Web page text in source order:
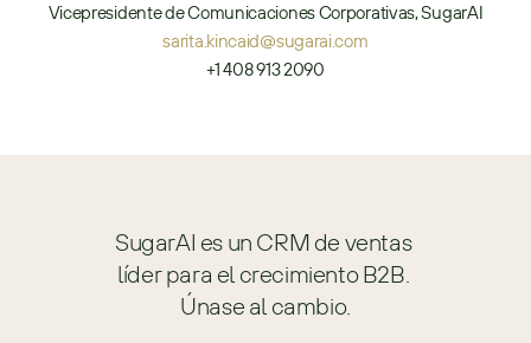
Vicepresidente de Comunicaciones Corporativas, SugarAI
sarita.kincaid@sugarai.com
+1 408 913 2090
SugarAI es un CRM de ventas
líder para el crecimiento B2B.
Únase al cambio.